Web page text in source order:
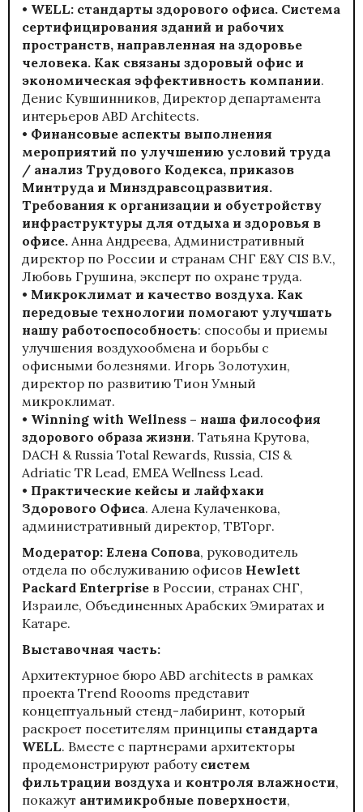
• WELL: стандарты здорового офиса. Система
сертифицирования зданий и рабочих
пространств, направленная на здоровье
человека. Как связаны здоровый офис и
экономическая эффективность компании.
Денис Кувшинников, Директор департамента
интерьеров ABD Architects.
• Финансовые аспекты выполнения
мероприятий по улучшению условий труда
/ анализ Трудового Кодекса, приказов
Минтруда и Минздравсоцразвития.
Требования к организации и обустройству
инфраструктуры для отдыха и здоровья в
офисе. Анна Андреева, Административный
директор по России и странам СНГ E&Y CIS B.V.,
Любовь Грушина, эксперт по охране труда.
• Микроклимат и качество воздуха. Как
передовые технологии помогают улучшать
нашу работоспособность: способы и приемы
улучшения воздухообмена и борьбы с
офисными болезнями. Игорь Золотухин,
директор по развитию Тион Умный
микроклимат.
• Winning with Wellness – наша философия
здорового образа жизни. Татьяна Крутова,
DACH & Russia Total Rewards, Russia, CIS &
Adriatic TR Lead, EMEA Wellness Lead.
• Практические кейсы и лайфхаки
Здорового Офиса. Алена Кулаченкова,
административный директор, ТВТорг.
Модератор: Елена Сопова, руководитель
отдела по обслуживанию офисов Hewlett
Packard Enterprise в России, странах СНГ,
Израиле, Объединенных Арабских Эмиратах и
Катаре.
Выставочная часть:
Архитектурное бюро ABD architects в рамках
проекта Trend Roooms представит
концептуальный стенд-лабиринт, который
раскроет посетителям принципы стандарта
WELL. Вместе с партнерами архитекторы
продемонстрируют работу систем
фильтрации воздуха и контроля влажности,
покажут антимикробные поверхности,